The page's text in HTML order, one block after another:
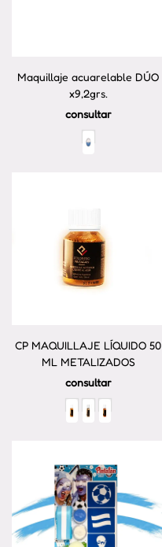
Maquillaje acuarelable DÚO
x9,2grs.
consultar
CP MAQUILLAJE LÍQUIDO 50
ML METALIZADOS
consultar